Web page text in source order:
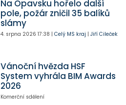
Na Opavsku hořelo další
pole, požár zničil 35 balíků
slámy
4. srpna 2026 17:38 | Celý MS kraj | Jiří Cileček
Vánoční hvězda HSF
System vyhrála BIM Awards
2026
Komerční sdělení